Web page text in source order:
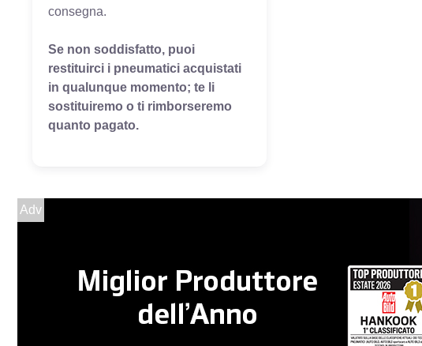
consegna.
Se non soddisfatto, puoi
restituirci i pneumatici acquistati
in qualunque momento; te li
sostituiremo o ti rimborseremo
quanto pagato.
Adv